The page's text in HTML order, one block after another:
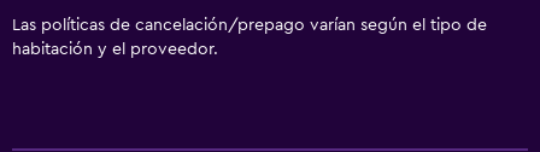
Las políticas de cancelación/prepago varían según el tipo de
habitación y el proveedor.